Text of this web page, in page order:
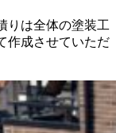
りは全体の塗装工
作成させていただ